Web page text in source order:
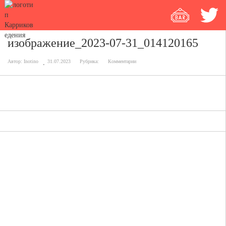
изображение_2023-07-31_014120165
Автор: Inotino 31.07.2023 Рубрика: Комментарии